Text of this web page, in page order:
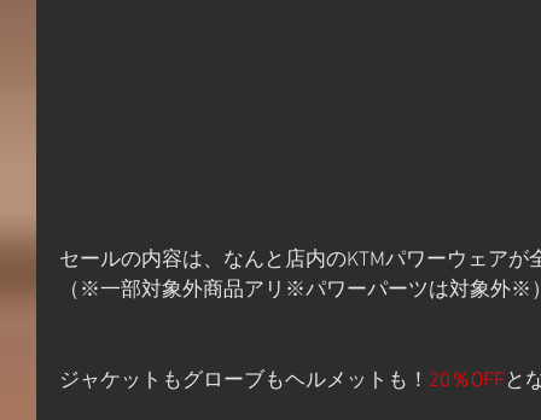
セールの内容は、なんと店内のKTMパワーウェアが
（※一部対象外商品アリ※パワーパーツは対象外※
ジャケットもグローブもヘルメットも！ 20％OFFと